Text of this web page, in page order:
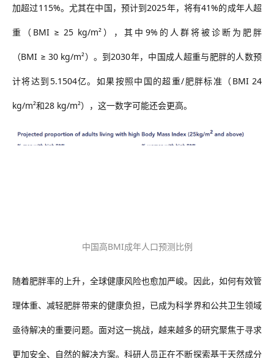
加超过115%。尤其在中国，预计到2025年，将有41%的成年人超
重（ BMI ≥25 kg/m²），其中 9% 的人群将被诊断为肥胖
（BMI ≥ 30 kg/m²）。到2030年，中国成人超重与肥胖的人数预
计将达到 5.1504亿。如果按照中国的超重/肥胖标准（BMI 24
kg/m²和28 kg/m²），这一数字可能还会更高。
中国高BMI成年人口预测比例
随着肥胖率的上升，全球健康风险也愈加严峻。因此，如何有效管
理体重、减轻肥胖带来的健康负担，已成为科学界和公共卫生领域
亟待解决的重要问题。面对这一挑战，越来越多的研究聚焦于寻求
更加安全、自然的解决方案。科研人员正在不断探索基于天然成分